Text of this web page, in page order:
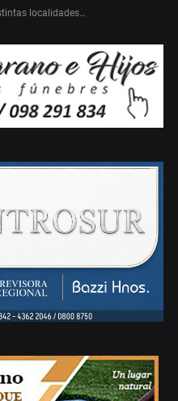
localidades…